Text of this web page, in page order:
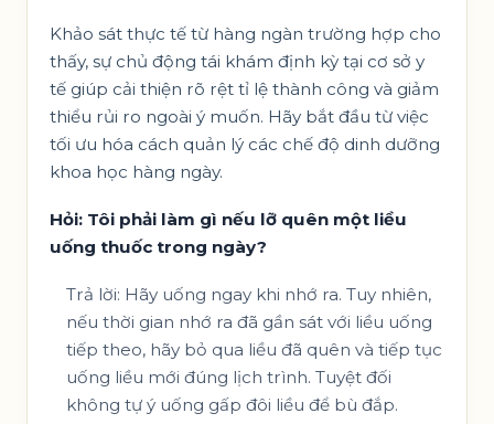
Khảo sát thực tế từ hàng ngàn trường hợp cho
thấy, sự chủ động tái khám định kỳ tại cơ sở y
tế giúp cải thiện rõ rệt tỉ lệ thành công và giảm
thiểu rủi ro ngoài ý muốn. Hãy bắt đầu từ việc
tối ưu hóa cách quản lý các chế độ dinh dưỡng
khoa học hàng ngày.
Hỏi: Tôi phải làm gì nếu lỡ quên một liều
uống thuốc trong ngày?
Trả lời: Hãy uống ngay khi nhớ ra. Tuy nhiên,
nếu thời gian nhớ ra đã gần sát với liều uống
tiếp theo, hãy bỏ qua liều đã quên và tiếp tục
uống liều mới đúng lịch trình. Tuyệt đối
không tự ý uống gấp đôi liều để bù đắp.